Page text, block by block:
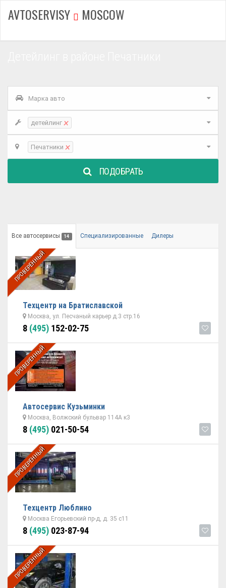
AVTOSERVISY MOSCOW
Марка авто
детейлинг ×
Печатники ×
ПОДОБРАТЬ
Все автосервисы 14 Специализированные Дилеры
ПРОВЕРЕННЫЙ
Техцентр на Братиславской
Москва, ул. Песчаный карьер д.3 стр.16
8 (495) 152-02-75
ПРОВЕРЕННЫЙ
Автосервис Кузьминки
Москва, Волжский бульвар 114А к3
8 (495) 021-50-54
ПРОВЕРЕННЫЙ
Техцентр Люблино
Москва Егорьевский пр-д, д. 35 с11
8 (495) 023-87-94
ПРОВЕРЕННЫЙ